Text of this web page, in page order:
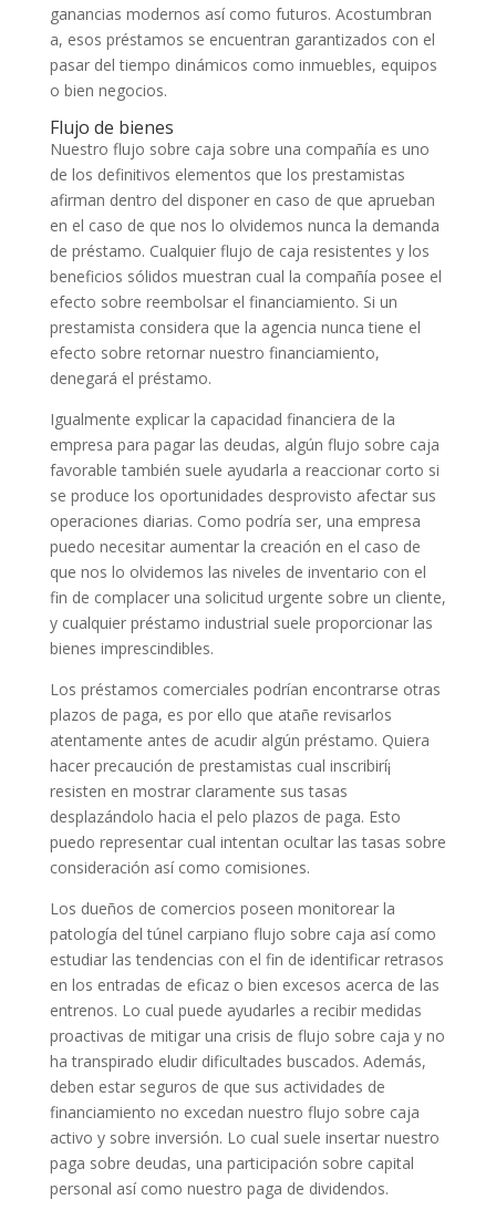
ganancias modernos así­ como futuros. Acostumbran
a, esos préstamos se encuentran garantizados con el
pasar del tiempo dinámicos como inmuebles, equipos
o bien negocios.
Flujo de bienes
Nuestro flujo sobre caja sobre una compañía es uno
de los definitivos elementos que los prestamistas
afirman dentro del disponer en caso de que aprueban
en el caso de que nos lo olvidemos nunca la demanda
de préstamo. Cualquier flujo de caja resistentes y los
beneficios sólidos muestran cual la compañía posee el
efecto sobre reembolsar el financiamiento. Si un
prestamista considera que la agencia nunca tiene el
efecto sobre retornar nuestro financiamiento,
denegará el préstamo.
Igualmente explicar la capacidad financiera de la
empresa para pagar las deudas, algún flujo sobre caja
favorable también suele ayudarla a reaccionar corto si
se produce los oportunidades desprovisto afectar sus
operaciones diarias. Como podrí­a ser, una empresa
puedo necesitar aumentar la creación en el caso de
que nos lo olvidemos las niveles de inventario con el
fin de complacer una solicitud urgente sobre un cliente,
y cualquier préstamo industrial suele proporcionar las
bienes imprescindibles.
Los préstamos comerciales podrían encontrarse otras
plazos de paga, es por ello que atañe revisarlos
atentamente antes de acudir algún préstamo. Quiera
hacer precaución de prestamistas cual inscribirí¡
resisten en mostrar claramente sus tasas
desplazándolo hacia el pelo plazos de paga. Esto
puedo representar cual intentan ocultar las tasas sobre
consideración así­ como comisiones.
Los dueños de comercios poseen monitorear la
patologí­a del túnel carpiano flujo sobre caja así­ como
estudiar las tendencias con el fin de identificar retrasos
en los entradas de eficaz o bien excesos acerca de las
entrenos. Lo cual puede ayudarles a recibir medidas
proactivas de mitigar una crisis de flujo sobre caja y no
ha transpirado eludir dificultades buscados. Además,
deben estar seguros de que sus actividades de
financiamiento no excedan nuestro flujo sobre caja
activo y sobre inversión. Lo cual suele insertar nuestro
paga sobre deudas, una participación sobre capital
personal así­ como nuestro paga de dividendos.